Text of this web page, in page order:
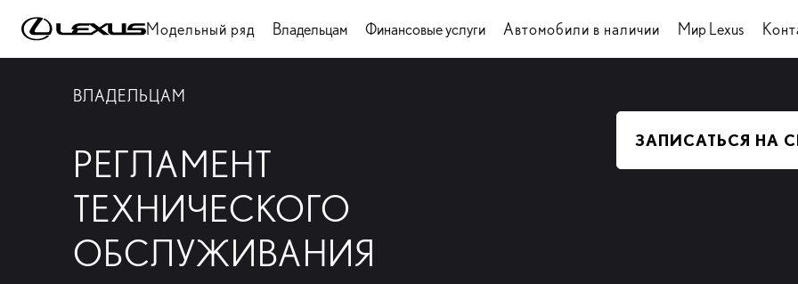
Модельный ряд Владельцам Финансовые услуги Автомобили в наличии Мир Lexus
ВЛАДЕЛЬЦАМ
РЕГЛАМЕНТ
ТЕХНИЧЕСКОГО
ОБСЛУЖИВАНИЯ
ЗАПИСАТЬСЯ НА